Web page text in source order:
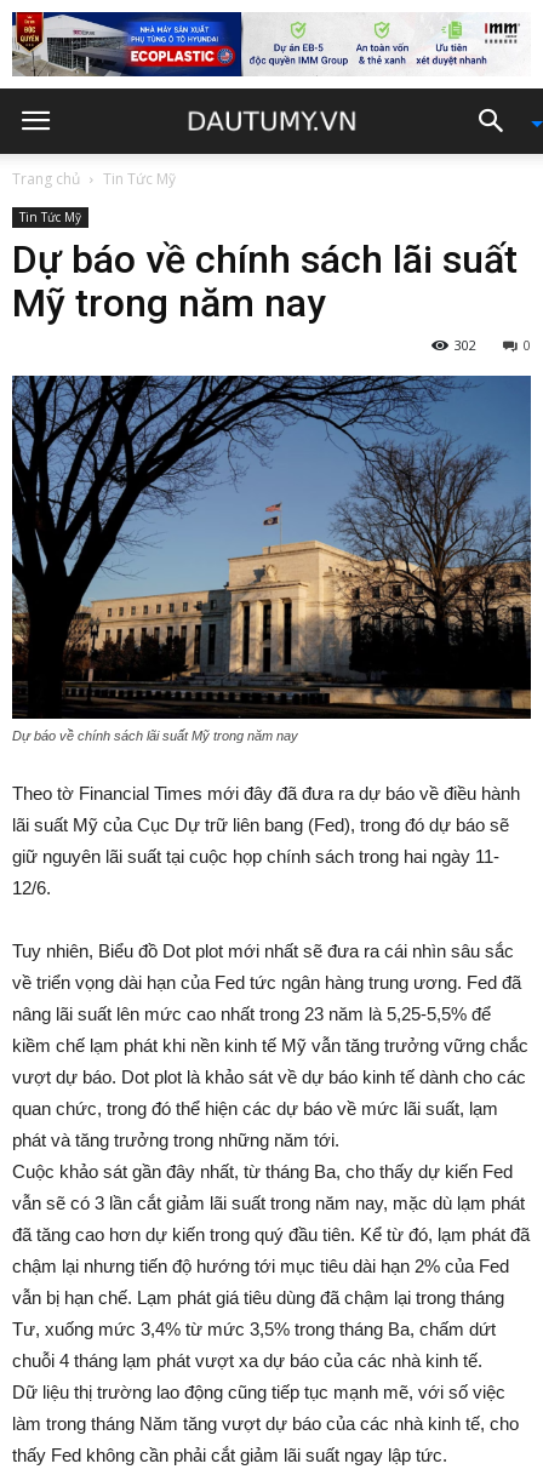
Trang chủ Tin Tức Mỹ
Tin Tức Mỹ
Dự báo về chính sách lãi suất
Mỹ trong năm nay
0
302
Dự báo về chính sách lãi suất Mỹ trong năm nay
Theo tờ Financial Times mới đây đã đưa ra dự báo về điều hành
lãi suất Mỹ của Cục Dự trữ liên bang (Fed), trong đó dự báo sẽ
giữ nguyên lãi suất tại cuộc họp chính sách trong hai ngày 11-
12/6.
Tuy nhiên, Biểu đồ Dot plot mới nhất sẽ đưa ra cái nhìn sâu sắc
về triển vọng dài hạn của Fed tức ngân hàng trung ương. Fed đã
nâng lãi suất lên mức cao nhất trong 23 năm là 5,25-5,5% để
kiềm chế lạm phát khi nền kinh tế Mỹ vẫn tăng trưởng vững chắc
vượt dự báo. Dot plot là khảo sát về dự báo kinh tế dành cho các
quan chức, trong đó thể hiện các dự báo về mức lãi suất, lạm
phát và tăng trưởng trong những năm tới.
Cuộc khảo sát gần đây nhất, từ tháng Ba, cho thấy dự kiến Fed
vẫn sẽ có 3 lần cắt giảm lãi suất trong năm nay, mặc dù lạm phát
đã tăng cao hơn dự kiến trong quý đầu tiên. Kể từ đó, lạm phát đã
chậm lại nhưng tiến độ hướng tới mục tiêu dài hạn 2% của Fed
vẫn bị hạn chế. Lạm phát giá tiêu dùng đã chậm lại trong tháng
Tư, xuống mức 3,4% từ mức 3,5% trong tháng Ba, chấm dứt
chuỗi 4 tháng lạm phát vượt xa dự báo của các nhà kinh tế.
Dữ liệu thị trường lao động cũng tiếp tục mạnh mẽ, với số việc
làm trong tháng Năm tăng vượt dự báo của các nhà kinh tế, cho
thấy Fed không cần phải cắt giảm lãi suất ngay lập tức.